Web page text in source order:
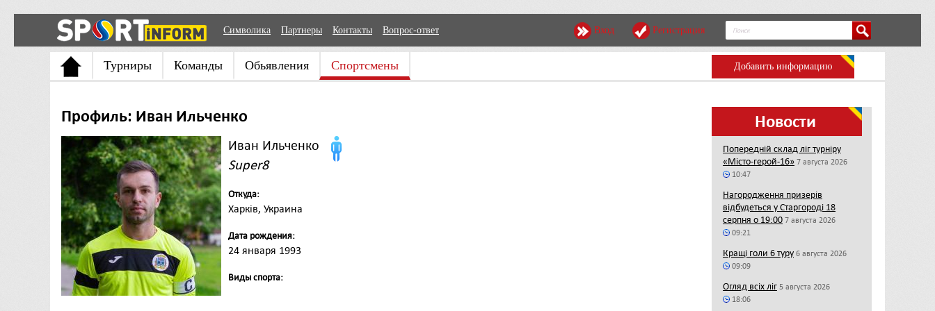
Символика Партнеры Контакты Вопрос-ответ Вход Регистрация
Турниры Команды Обьявления Спортсмены Добавить информацию
Профиль: Иван Ильченко
Иван Ильченко
Super8
Откуда:
Харків, Украина
Дата рождения:
24 января 1993
Виды спорта:
Новости
Попередній склад ліг турніру
«Місто-герой-16» 7 августа 2026
10:47
Нагородження призерів
відбудеться у Старгороді 18
серпня о 19:00 7 августа 2026
09:21
Кращі голи 6 туру 6 августа 2026
09:09
Огляд всіх ліг 5 августа 2026
18:06